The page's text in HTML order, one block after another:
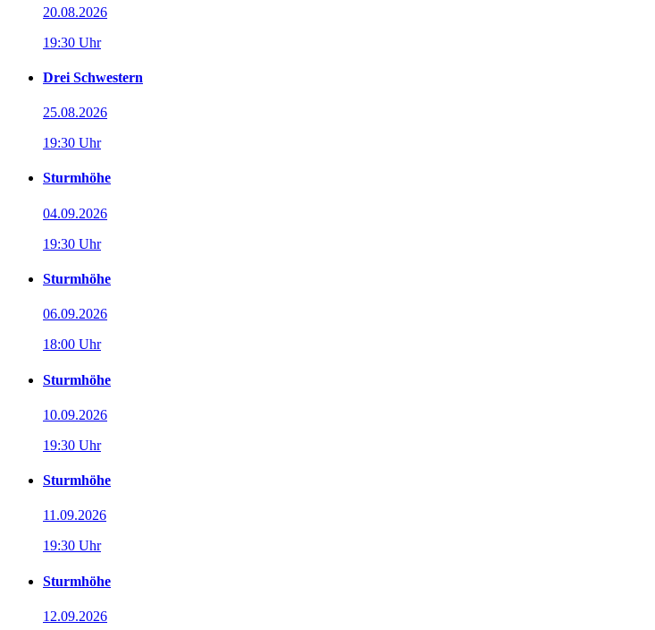
20.08.2026
19:30 Uhr
Drei Schwestern
25.08.2026
19:30 Uhr
Sturmhöhe
04.09.2026
19:30 Uhr
Sturmhöhe
06.09.2026
18:00 Uhr
Sturmhöhe
10.09.2026
19:30 Uhr
Sturmhöhe
11.09.2026
19:30 Uhr
Sturmhöhe
12.09.2026